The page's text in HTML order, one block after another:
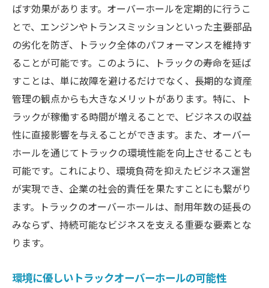
ばす効果があります。オーバーホールを定期的に行うこ
とで、エンジンやトランスミッションといった主要部品
の劣化を防ぎ、トラック全体のパフォーマンスを維持す
ることが可能です。このように、トラックの寿命を延ば
すことは、単に故障を避けるだけでなく、長期的な資産
管理の観点からも大きなメリットがあります。特に、ト
ラックが稼働する時間が増えることで、ビジネスの収益
性に直接影響を与えることができます。また、オーバー
ホールを通じてトラックの環境性能を向上させることも
可能です。これにより、環境負荷を抑えたビジネス運営
が実現でき、企業の社会的責任を果たすことにも繋がり
ます。トラックのオーバーホールは、耐用年数の延長の
みならず、持続可能なビジネスを支える重要な要素とな
ります。
環境に優しいトラックオーバーホールの可能性